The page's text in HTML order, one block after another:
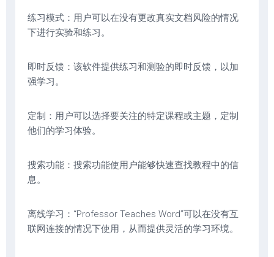
练习模式：用户可以在没有更改真实文档风险的情况
下进行实验和练习。
即时反馈：该软件提供练习和测验的即时反馈，以加
强学习。
定制：用户可以选择要关注的特定课程或主题，定制
他们的学习体验。
搜索功能：搜索功能使用户能够快速查找教程中的信
息。
离线学习：“Professor Teaches Word”可以在没有互
联网连接的情况下使用，从而提供灵活的学习环境。